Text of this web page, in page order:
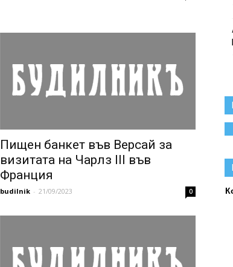
Пищен банкет във Версай за
визитата на Чарлз III във
Франция
budilnik - 21/09/2023 0